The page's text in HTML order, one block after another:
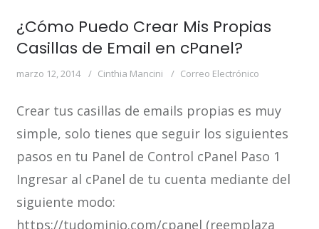
¿Cómo Puedo Crear Mis Propias
Casillas de Email en cPanel?
marzo 12, 2014 Cinthia Mancini Correo Electrónico
Crear tus casillas de emails propias es muy
simple, solo tienes que seguir los siguientes
pasos en tu Panel de Control cPanel Paso 1
Ingresar al cPanel de tu cuenta mediante del
siguiente modo:
https://tudominio.com/cpanel (reemplaza